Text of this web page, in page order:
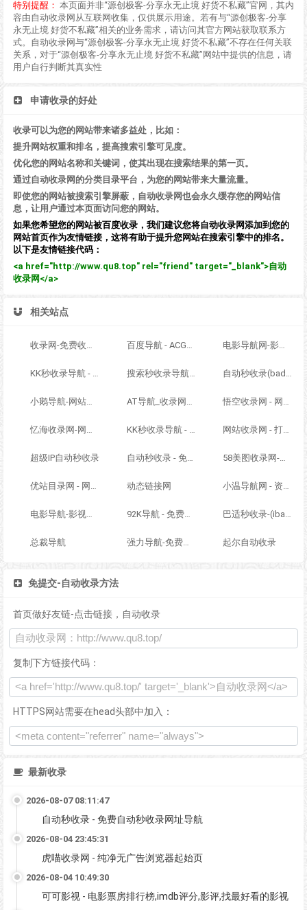
特别提醒： 本页面并非“源创极客-分享永无止境 好货不私藏”官网，其内
容由自动收录网从互联网收集，仅供展示用途。若有与“源创极客-分享
永无止境 好货不私藏”相关的业务需求，请访问其官方网站获取联系方
式。自动收录网与“源创极客-分享永无止境 好货不私藏”不存在任何关联
关系，对于“源创极客-分享永无止境 好货不私藏”网站中提供的信息，请
用户自行判断其真实性
申请收录的好处
收录可以为您的网站带来诸多益处，比如：
提升网站权重和排名，提高搜索引擎可见度。
优化您的网站名称和关键词，使其出现在搜索结果的第一页。
通过自动收录网的分类目录平台，为您的网站带来大量流量。
即使您的网站被搜索引擎屏蔽，自动收录网也会永久缓存您的网站信
息，让用户通过本页面访问您的网站。
如果您希望您的网站被百度收录，我们建议您将自动收录网添加到您的
网站首页作为友情链接，这将有助于提升您网站在搜索引擎中的排名。
以下是友情链接代码：
<a href="http://www.qu8.top" rel="friend" target="_blank">自动
收录网</a>
相关站点
收录网-免费收录正规网站-免费发布软文 百度导航 - ACG萌次元丨ACG导航网丨二次元导航丨资源网导航丨福利网址导航 - BaiDu导航 电影导航网-影视导航-电影搜索-影视搜索-电影站收录
KK秒收录导航 - ACG萌次元丨ACG导航网丨二次元导航丨资源网导航丨福利网址导航 - KK秒收录导航网 搜索秒收录导航 - ACG萌次元丨ACG导航网丨二次元导航丨资源网导航丨福利网址导航 - SS秒收录导航网 自动秒收录(badfl.com) - 全自动秒收录网
小鹅导航-网站收录-自动收录网-网址收录-自动秒收录 AT导航_收录网_免费收录网站_自动收录网_秒收录 悟空收录网 - 网址导航大全 | 网站免费收录 | 软文外链发布平台
忆海收录网-网址外链_自动收录网站_自助友情链接平台_网站广告_软文发布_站长交易_站长资源 KK秒收录导航 - ACG萌次元丨ACG导航网丨二次元导航丨资源网导航丨福利网址导航 - KK秒收录导航网 网站收录网 - 打造最与众不同的站点收录网
超级IP自动秒收录 自动秒收录 - 免费自动秒收录网址导航 58美图收录网-自动收录网站-流量交换-自动链
优站目录网 - 网址导航分类网站目录 - 自助网址提交自动收录 动态链接网 小温导航网 - 资源网址导航，汇集各大资源网，全网优质教程技术网，搜集资源就从这里开始
电影导航-影视导航-电影站收录-自动收录网-网站收录 92K导航 - 免费自动秒收录网址导航 巴适秒收录-(ibashi.net) - 巴适导航分类网站目录 - 自助网址提交自动收录
总裁导航 强力导航-免费网站分类导航，提交收录，秒收录 起尔自动收录
免提交-自动收录方法
首页做好友链-点击链接，自动收录
复制下方链接代码：
HTTPS网站需要在head头部中加入：
最新收录
2026-08-07 08:11:47
自动秒收录 - 免费自动秒收录网址导航
2026-08-04 23:45:31
虎喵收录网 - 纯净无广告浏览器起始页
2026-08-04 10:49:30
可可影视 - 电影票房排行榜,imdb评分,影评,找最好看的影视